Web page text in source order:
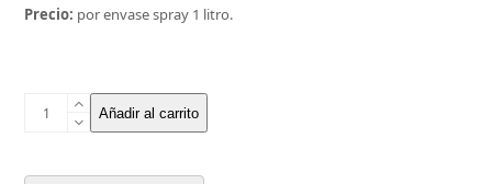
Precio: por envase spray 1 litro.
Limpiador
-
Añadir al carrito